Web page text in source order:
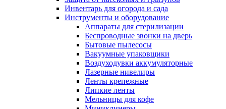
Инвентарь для огорода и сада
Инструменты и оборудование
Аппараты для стерилизации
Беспроводные звонки на дверь
Бытовые пылесосы
Вакуумные упаковщики
Воздуходувки аккумуляторные
Лазерные нивелиры
Ленты крепежные
Липкие ленты
Мельницы для кофе